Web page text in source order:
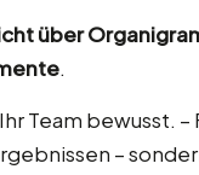
über
.
Team bewusst. –
–